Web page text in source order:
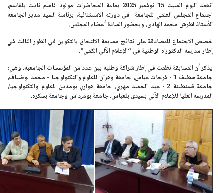
انعقد اليومالسبت 15 نوفمبر 2025
بقاعة المحاضرات مولود قاسم نايت بلقاسم،
اجتماع المجلس العلمي للجامعة في دورته الاستثنائية، برئاسة السيد مدير الجامعة
الأستاذ لطرش محمد الهادي، وبحضور السادة أعضاء المجلس.
خصص الاجتماع للمصادقة على نتائج مسابقة الالتحاق بالتكوين في الطور الثالث في
إطار مدرسة الدكتوراه الوطنية في“الإعلام الآلي الكمي”.
يذكر أن المسابقة نظمت في إطار شراكة وطنية بين عدد من المؤسسات الجامعية، وهي:
جامعة سطيف 1 - فرحات عباس
، جامعة وهران للعلوم والتكنولوجيا - محمد بوضياف،
جامعة قسنطينة 2 - عبد الحميد مهري، جامعة هواري بومدين للعلوم والتكنولوجيا،
المدرسة العليا للإعلام الآلي بسيدي بلعباس، جامعة بومرداس وجامعة بسكرة.